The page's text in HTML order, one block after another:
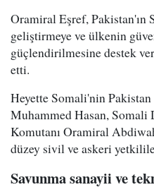
Oramiral Eşref,
geliştirmeye ve ülkenin
güçlendirilmesine destek
etti.
Heyette Somali'nin
Muhammed Hasan, Somali
Komutanı Oramiral
düzey sivil ve askeri
Savunma sanayii ve